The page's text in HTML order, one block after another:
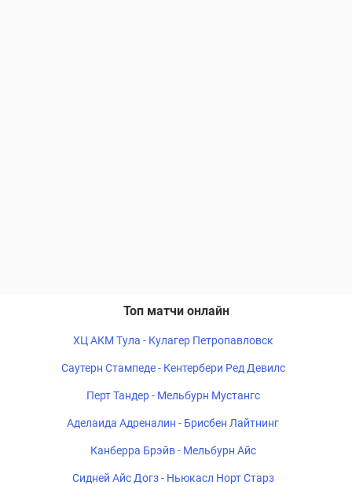
Топ матчи онлайн
ХЦ АКМ Тула - Кулагер Петропавловск
Саутерн Стампеде - Кентербери Ред Девилс
Перт Тандер - Мельбурн Мустангс
Аделаида Адреналин - Брисбен Лайтнинг
Канберра Брэйв - Мельбурн Айс
Сидней Айс Догз - Ньюкасл Норт Старз